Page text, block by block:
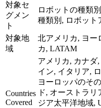
対象セ
グメン
ト
ロボットの種類
種類別, ロボット
対象地
域
北アメリカ, ヨー
カ, LATAM
Countries
Covered
アメリカ, カナダ
イン, イタリア,
ヨーロッパのそ
ド, オーストラ
ジア太平洋地域,